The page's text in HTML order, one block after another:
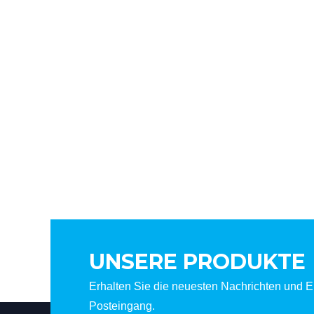
UNSERE PRODUKTE
Erhalten Sie die neuesten Nachrichten und
Posteingang.